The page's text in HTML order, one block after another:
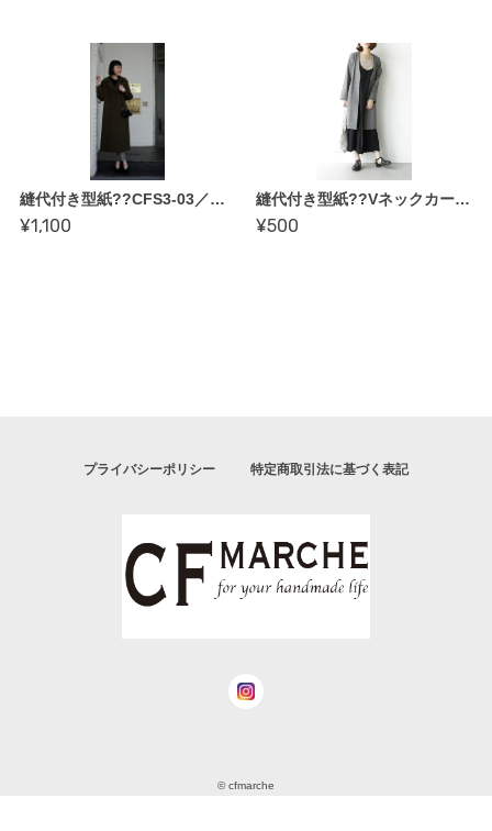
縫代付き型紙??CFS3-03／ダブルボタンロングコート（かたやまゆうこさん）
¥1,100
縫代付き型紙??Vネックカーディガンコート
¥500
プライバシーポリシー 特定商取引法に基づく表記
© cfmarche